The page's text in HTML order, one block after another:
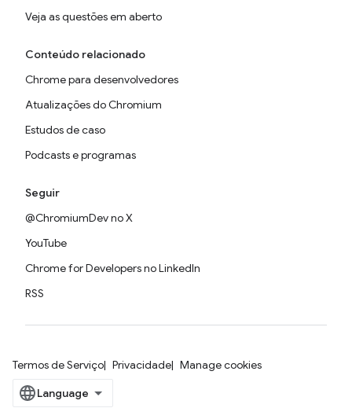
Veja as questões em aberto
Conteúdo relacionado
Chrome para desenvolvedores
Atualizações do Chromium
Estudos de caso
Podcasts e programas
Seguir
@ChromiumDev no X
YouTube
Chrome for Developers no LinkedIn
RSS
Termos de Serviço Privacidade Manage cookies